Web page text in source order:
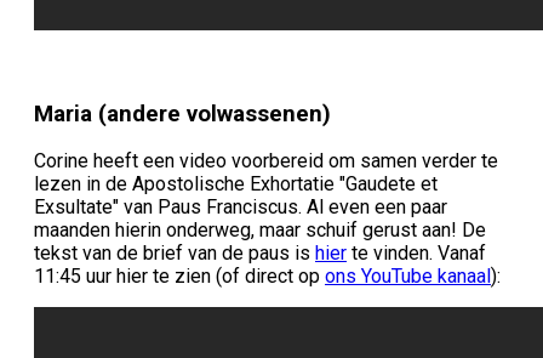
Maria (andere volwassenen)
Corine heeft een video voorbereid om samen verder te
lezen in de Apostolische Exhortatie "Gaudete et
Exsultate" van Paus Franciscus. Al even een paar
maanden hierin onderweg, maar schuif gerust aan! De
tekst van de brief van de paus is hier te vinden. Vanaf
11:45 uur hier te zien (of direct op ons YouTube kanaal ):